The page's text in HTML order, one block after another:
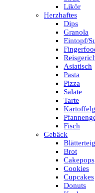
Likör
Herzhaftes
Dips
Granola
Eintopf/
Asiatisch
Pasta
Pizza
Salate
Tarte
Fisch
Gebäck
Blätterteig
Brot
Cakepops
Cookies
Cupcakes
Donuts